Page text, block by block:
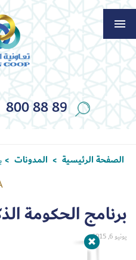
800 88 89
الصفحة الرئيسية > المدونات >
برنامج الحكومة
يونيو 6, 2015